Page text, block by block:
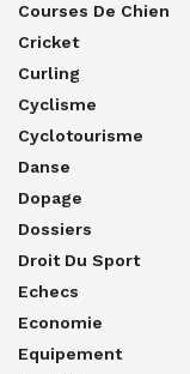
Courses De Chien
Cricket
Curling
Cyclisme
Cyclotourisme
Danse
Dopage
Dossiers
Droit Du Sport
Echecs
Economie
Equipement